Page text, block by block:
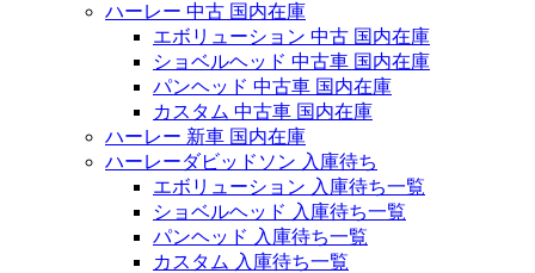
ハーレー 中古 国内在庫
エボリューション 中古 国内在庫
ショベルヘッド 中古車 国内在庫
パンヘッド 中古車 国内在庫
カスタム 中古車 国内在庫
ハーレー 新車 国内在庫
ハーレーダビッドソン 入庫待ち
エボリューション 入庫待ち一覧
ショベルヘッド 入庫待ち一覧
パンヘッド 入庫待ち一覧
カスタム 入庫待ち一覧